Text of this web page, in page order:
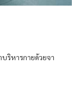
ริหารกายด้วยจา